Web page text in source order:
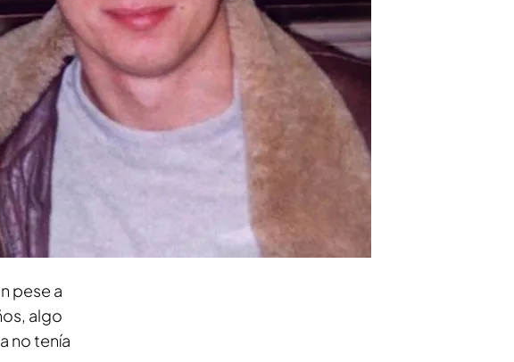
Pelayo
la
que
pese a
algo
no tenía